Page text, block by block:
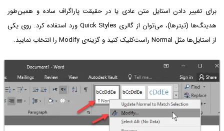
برای تغییر دادن استایل متن عادی یا در حقیقت پاراگراف ساده و همین‌طور
هدینگ‌ها (تیترها)، می‌توان از گالری Quick Styles ورد استفاده کرد. روی یکی
از استایل‌ها مثل Normal راست‌کلیک کنید و گزینه‌ی Modify را انتخاب نمایید.